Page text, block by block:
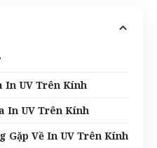
In UV Trên Kính
In UV Trên Kính
Gặp Về In UV Trên Kính